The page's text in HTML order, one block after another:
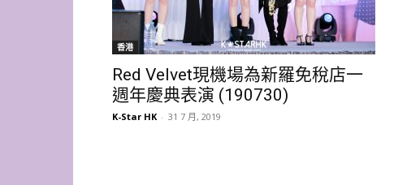
香港
Red Velvet現機場為新羅免稅店一
週年慶典表演 (190730)
K-Star HK - 31 7 月, 2019